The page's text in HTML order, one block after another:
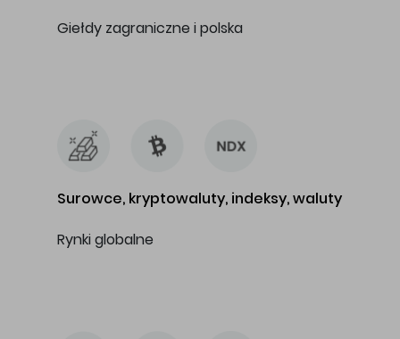
Giełdy zagraniczne i polska
Surowce, kryptowaluty, indeksy, waluty
Rynki globalne